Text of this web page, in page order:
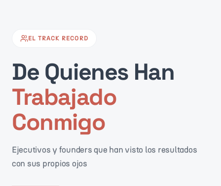
EL TRACK RECORD
De Quienes Han
Trabajado
Conmigo
Ejecutivos y founders que han visto los resultados
con sus propios ojos